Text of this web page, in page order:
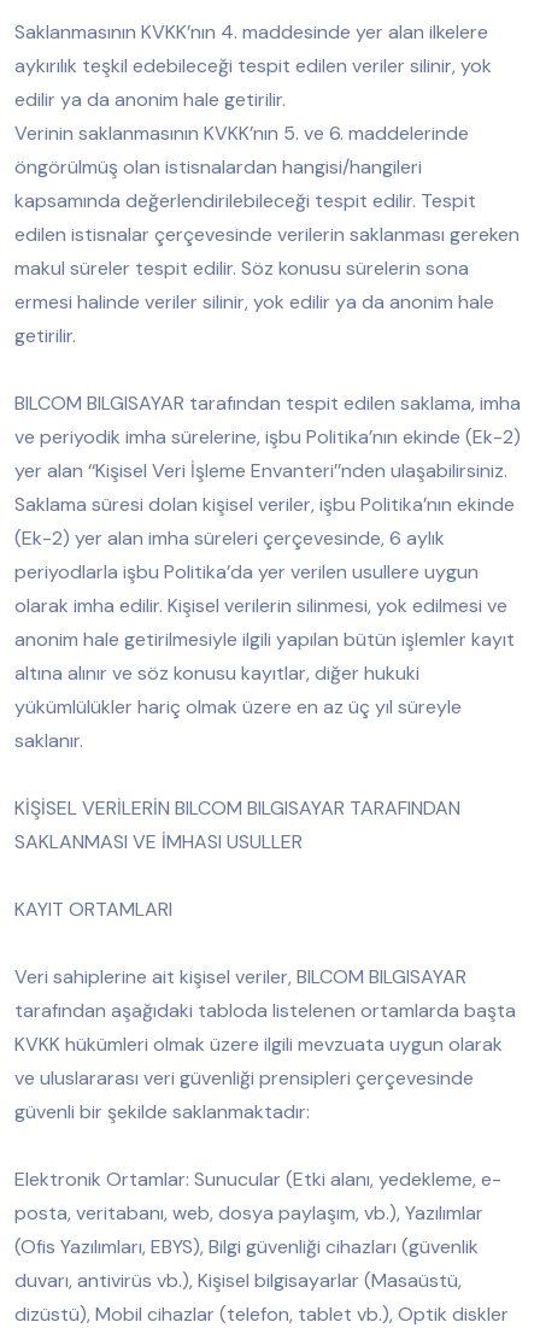
Saklanmasının KVKK’nın 4. maddesinde yer alan ilkelere
aykırılık teşkil edebileceği tespit edilen veriler silinir, yok
edilir ya da anonim hale getirilir.
Verinin saklanmasının KVKK’nın 5. ve 6. maddelerinde
öngörülmüş olan istisnalardan hangisi/hangileri
kapsamında değerlendirilebileceği tespit edilir. Tespit
edilen istisnalar çerçevesinde verilerin saklanması gereken
makul süreler tespit edilir. Söz konusu sürelerin sona
ermesi halinde veriler silinir, yok edilir ya da anonim hale
getirilir.
BILCOM BILGISAYAR tarafından tespit edilen saklama, imha
ve periyodik imha sürelerine, işbu Politika’nın ekinde (Ek-2)
yer alan ‘‘Kişisel Veri İşleme Envanteri’’nden ulaşabilirsiniz.
Saklama süresi dolan kişisel veriler, işbu Politika’nın ekinde
(Ek-2) yer alan imha süreleri çerçevesinde, 6 aylık
periyodlarla işbu Politika’da yer verilen usullere uygun
olarak imha edilir. Kişisel verilerin silinmesi, yok edilmesi ve
anonim hale getirilmesiyle ilgili yapılan bütün işlemler kayıt
altına alınır ve söz konusu kayıtlar, diğer hukuki
yükümlülükler hariç olmak üzere en az üç yıl süreyle
saklanır.
KİŞİSEL VERİLERİN BILCOM BILGISAYAR TARAFINDAN
SAKLANMASI VE İMHASI USULLER
KAYIT ORTAMLARI
Veri sahiplerine ait kişisel veriler, BILCOM BILGISAYAR
tarafından aşağıdaki tabloda listelenen ortamlarda başta
KVKK hükümleri olmak üzere ilgili mevzuata uygun olarak
ve uluslararası veri güvenliği prensipleri çerçevesinde
güvenli bir şekilde saklanmaktadır:
Elektronik Ortamlar: Sunucular (Etki alanı, yedekleme, e-
posta, veritabanı, web, dosya paylaşım, vb.), Yazılımlar
(Ofis Yazılımları, EBYS), Bilgi güvenliği cihazları (güvenlik
duvarı, antivirüs vb.), Kişisel bilgisayarlar (Masaüstü,
dizüstü), Mobil cihazlar (telefon, tablet vb.), Optik diskler